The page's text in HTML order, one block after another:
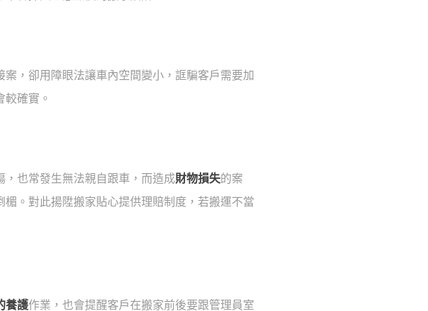
案，卻用障眼法讓車內空間變小，誆騙客戶需要加
確實。
也常發生無法親自跟車，而造成財物損失的案
。對此揚陞搬家貼心提供理賠制度，若搬運不當
養護作業，也會提醒客戶在搬家前後要跟管理員室